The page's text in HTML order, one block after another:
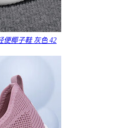
便椰子鞋 灰色 42